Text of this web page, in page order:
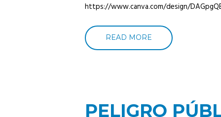
https://www.canva.com/design/
READ MORE
PELIGRO